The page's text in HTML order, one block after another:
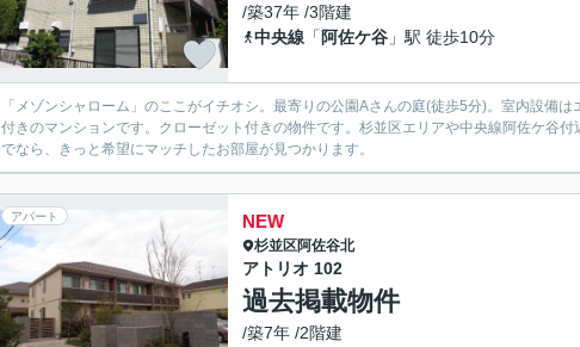
/築37年 /3階建
中央線 「 阿佐ケ谷 」駅 徒歩10分
「メゾンシャローム」のここがイチオシ。最寄りの公園Aさんの庭(徒歩5分)。室内設備
付きのマンションです。クローゼット付きの物件です。杉並区エリアや中央線阿佐ケ谷
でなら、きっと希望にマッチしたお部屋が見つかります。
アパート NEW
杉並区阿佐谷北
アトリオ 102
過去掲載物件
/築7年 /2階建